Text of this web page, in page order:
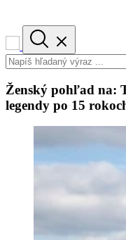
Ženský pohľad na:
legendy po 15